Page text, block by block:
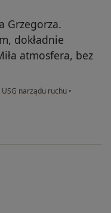
Grzegorza.
dokładnie
atmosfera, bez
USG narządu ruchu •